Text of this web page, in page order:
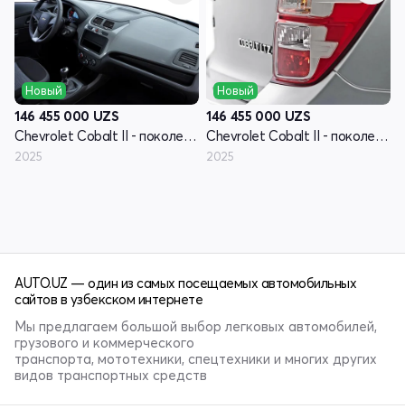
Новый
146 455 000 UZS
Chevrolet Cobalt II - поколение рестайлинг
2025
Новый
146 455 000 UZS
Chevrolet Cobalt II - поколение рестайлинг
2025
AUTO.UZ — один из самых посещаемых автомобильных
сайтов в узбекском интернете
Мы предлагаем большой выбор легковых автомобилей,
грузового и коммерческого
транспорта, мототехники, спецтехники и многих других
видов транспортных средств